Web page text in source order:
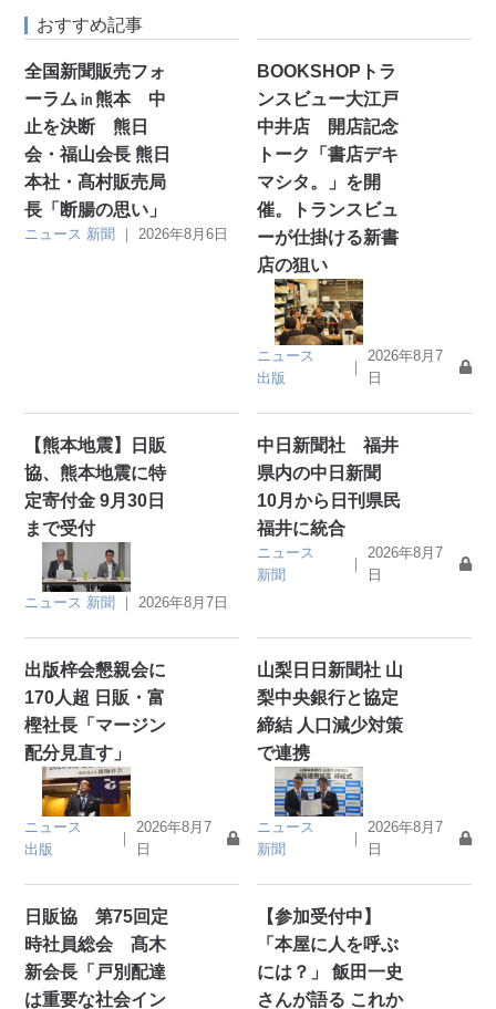
おすすめ記事
全国新聞販売フォ
ーラム㏌熊本 中
止を決断 熊日
会・福山会長 熊日
本社・髙村販売局
長「断腸の思い」
ニュース 新聞 ｜2026年8月6日
BOOKSHOPトラ
ンスビュー大江戸
中井店 開店記念
トーク「書店デキ
マシタ。」を開
催。トランスビュ
ーが仕掛ける新書
店の狙い
ニュース
出版
｜
2026年8月7
日
【熊本地震】日販
協、熊本地震に特
定寄付金 9月30日
まで受付
ニュース 新聞 ｜2026年8月7日
中日新聞社 福井
県内の中日新聞
10月から日刊県民
福井に統合
ニュース
新聞
｜
2026年8月7
日
出版梓会懇親会に
170人超 日販・富
樫社長「マージン
配分見直す」
ニュース
出版
｜
2026年8月7
日
山梨日日新聞社 山
梨中央銀行と協定
締結 人口減少対策
で連携
ニュース
新聞
｜
2026年8月7
日
日販協 第75回定
時社員総会 髙木
新会長「戸別配達
は重要な社会イン
【参加受付中】
「本屋に人を呼ぶ
には？」 飯田一史
さんが語る これか